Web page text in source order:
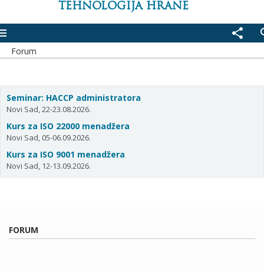
TEHNOLOGIJA HRANE
share
Forum
Seminar: HACCP administratora
Novi Sad, 22-23.08.2026.
Kurs za ISO 22000 menadžera
Novi Sad, 05-06.09.2026.
Kurs za ISO 9001 menadžera
Novi Sad, 12-13.09.2026.
FORUM